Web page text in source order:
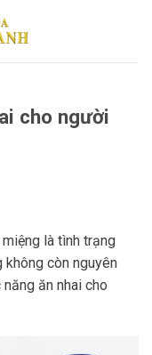
cho người
là tình trạng
không còn nguyên
ăn nhai cho